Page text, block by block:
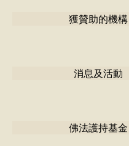
獲贊助的機構
消息及活動
佛法護持基金